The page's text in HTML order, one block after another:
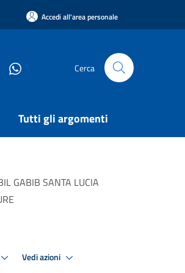
Accedi all'area personale
Cerca
Tutti gli argomenti
GABIB SANTA LUCIA
Vedi azioni